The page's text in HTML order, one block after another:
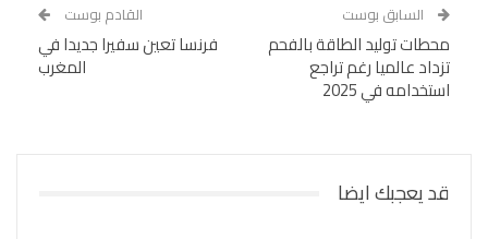
السابق بوست
محطات توليد الطاقة بالفحم
تزداد عالميا رغم تراجع
استخدامه في 2025
القادم بوست
فرنسا تعين سفيرا جديدا في
المغرب
قد يعجبك ايضا